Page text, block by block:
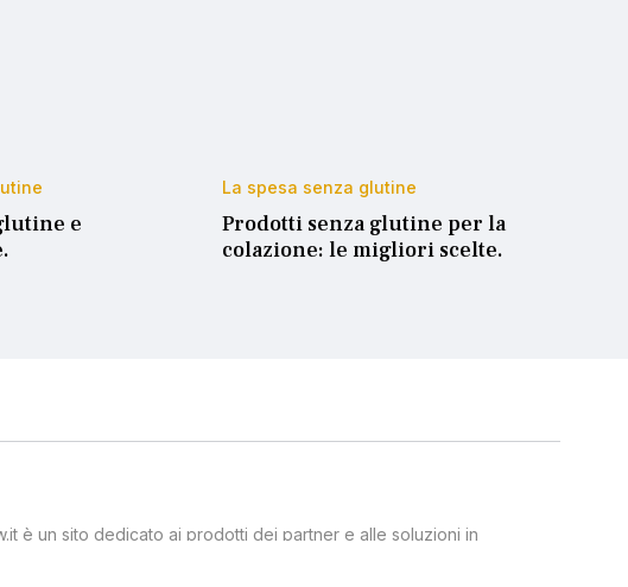
e
La spesa senza glutine
Prodotti senza glutine per la
colazione: le migliori scelte.
è un sito dedicato ai prodotti dei partner e alle soluzioni in